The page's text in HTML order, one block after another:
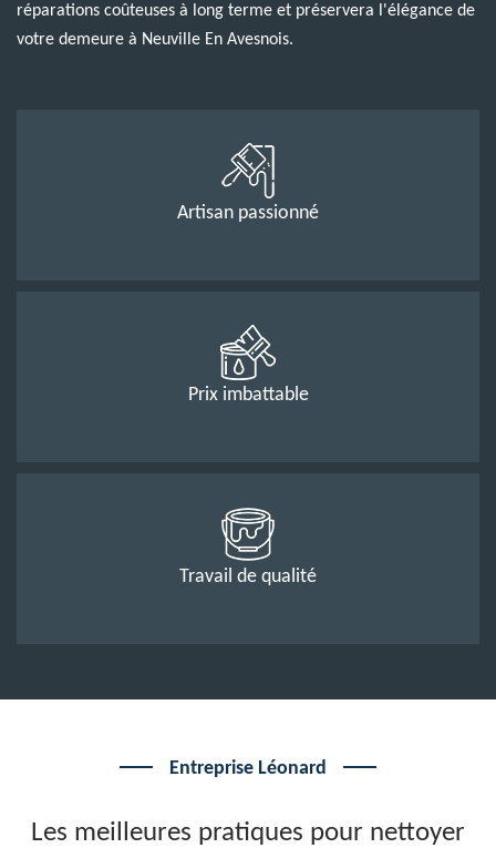
réparations coûteuses à long terme et préservera l'élégance de
votre demeure à Neuville En Avesnois.
Artisan passionné
Prix imbattable
Travail de qualité
Entreprise Léonard
Les meilleures pratiques pour nettoyer